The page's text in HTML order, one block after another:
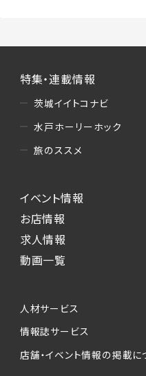
特集・連載情報
茨城イイトコナビ
水戸ホーリーホック
旅のススメ
イベント情報
お店情報
求人情報
動画一覧
人材サービス
情報誌サービス
店舗・イベント情報の掲載に